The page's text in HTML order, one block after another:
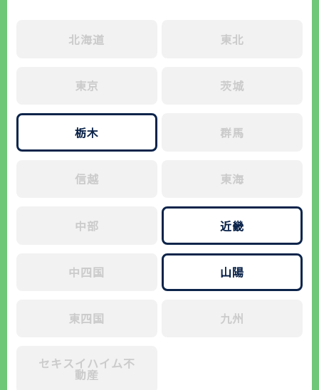
北海道 東北
東京 茨城
栃木 群馬
信越 東海
中部 近畿
中四国 山陽
東四国 九州
セキスイハイム不
動産